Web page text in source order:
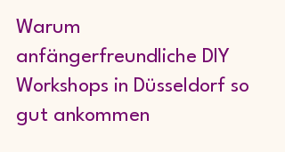
Warum
anfängerfreundliche DIY
Workshops in Düsseldorf so
gut ankommen